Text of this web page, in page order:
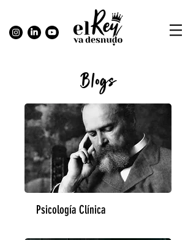
Blogs
Psicología Clínica